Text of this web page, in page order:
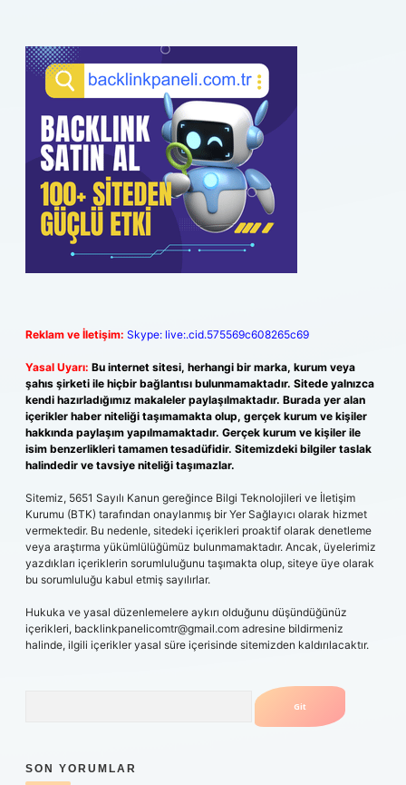
Reklam ve İletişim: Skype: live:.cid.575569c608265c69
Yasal Uyarı: Bu internet sitesi, herhangi bir marka, kurum veya
şahıs şirketi ile hiçbir bağlantısı bulunmamaktadır. Sitede yalnızca
kendi hazırladığımız makaleler paylaşılmaktadır. Burada yer alan
içerikler haber niteliği taşımamakta olup, gerçek kurum ve kişiler
hakkında paylaşım yapılmamaktadır. Gerçek kurum ve kişiler ile
isim benzerlikleri tamamen tesadüfidir. Sitemizdeki bilgiler taslak
halindedir ve tavsiye niteliği taşımazlar.
Sitemiz, 5651 Sayılı Kanun gereğince Bilgi Teknolojileri ve İletişim
Kurumu (BTK) tarafından onaylanmış bir Yer Sağlayıcı olarak hizmet
vermektedir. Bu nedenle, sitedeki içerikleri proaktif olarak denetleme
veya araştırma yükümlülüğümüz bulunmamaktadır. Ancak, üyelerimiz
yazdıkları içeriklerin sorumluluğunu taşımakta olup, siteye üye olarak
bu sorumluluğu kabul etmiş sayılırlar.
Hukuka ve yasal düzenlemelere aykırı olduğunu düşündüğünüz
içerikleri, backlinkpanelicomtr@gmail.com adresine bildirmeniz
halinde, ilgili içerikler yasal süre içerisinde sitemizden kaldırılacaktır.
SON YORUMLAR